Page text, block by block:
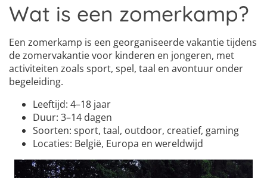
Wat is een zomerkamp?
Een zomerkamp is een georganiseerde vakantie tijdens
de zomervakantie voor kinderen en jongeren, met
activiteiten zoals sport, spel, taal en avontuur onder
begeleiding.
Leeftijd: 4–18 jaar
Duur: 3–14 dagen
Soorten: sport, taal, outdoor, creatief, gaming
Locaties: België, Europa en wereldwijd